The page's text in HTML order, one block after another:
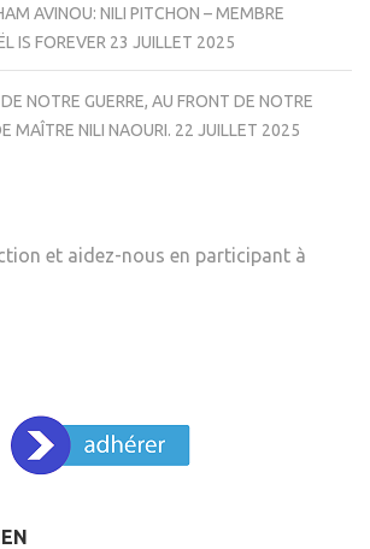
AVINOU: NILI PITCHON – MEMBRE
IS FOREVER 23 JUILLET 2025
NOTRE GUERRE, AU FRONT DE NOTRE
MAÎTRE NILI NAOURI. 22 JUILLET 2025
et aidez-nous en participant à